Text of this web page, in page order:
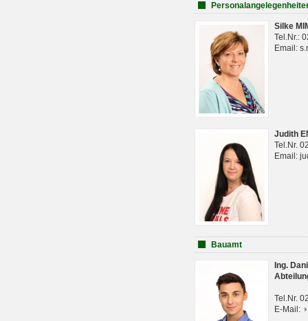
Silke
Tel.Nr.:
Email:
Judith
Tel.Nr.
Email:
Bauamt
Ing.
Tel.Nr.
E-Mail: